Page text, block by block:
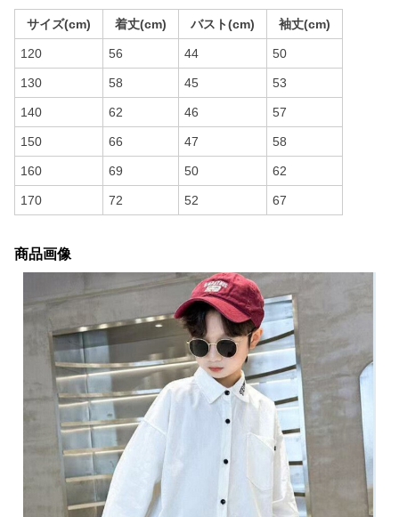
サイズ(cm) 着丈(cm) バスト(cm) 袖丈(cm)
120 56 44 50
130 58 45 53
140 62 46 57
150 66 47 58
160 69 50 62
170 72 52 67
商品画像